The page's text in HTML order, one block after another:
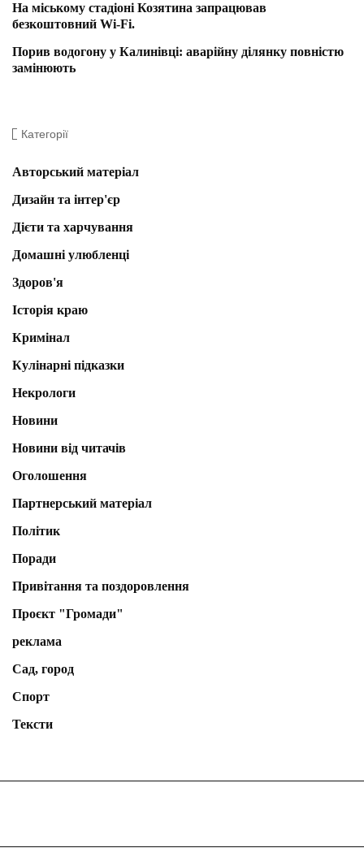
На міському стадіоні Козятина запрацював
безкоштовний Wi-Fi.
Порив водогону у Калинівці: аварійну ділянку повністю
замінюють
Категорії
Авторський матеріал
Дизайн та інтер'єр
Дієти та харчування
Домашні улюбленці
Здоров'я
Історія краю
Кримінал
Кулінарні підказки
Некрологи
Новини
Новини від читачів
Оголошення
Партнерський матеріал
Політик
Поради
Привітання та поздоровлення
Проєкт "Громади"
реклама
Сад, город
Спорт
Тексти